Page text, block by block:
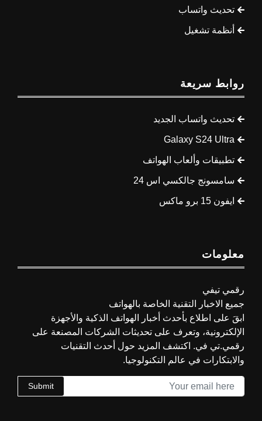
تحديث واتساب
أنظمة تشغيل
روابط سريعة
تحديث واتساب الجديد
Galaxy S24 Ultra
تطبيقات وألعاب الهواتف
سامسونج جالكسي اس 24
ايفون 15 برو ماكس
معلومات
رقمي تيفي
جميع الاخبار التقنية الخاصة بالهواتف
ابقَ على اطلاع بأحدث أخبار الهواتف الذكية والأجهزة
الإلكترونية، وتعرف على تحديثات الشركات المصنعة على
رقمي.تي في. اكتشف المزيد حول أحدث التقنيات
والابتكارات في عالم التكنولوجيا.
Submit